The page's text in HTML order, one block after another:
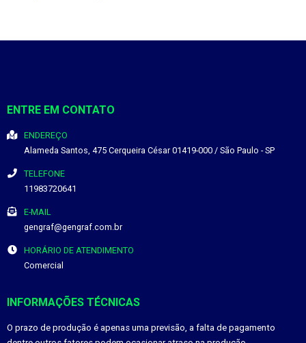
ENTRE EM CONTATO
ENDEREÇO
Alameda Santos, 475 Cerqueira César 01419-000 / São Paulo - SP
TELEFONE
11983720641
E-MAIL
gengraf@gengraf.com.br
HORÁRIO DE ATENDIMENTO
Comercial
INFORMAÇÕES TÉCNICAS
O prazo de produção é apenas uma previsão, a falta de pagamento